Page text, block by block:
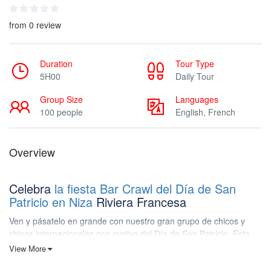
from 0 review
Duration
5H00
Tour Type
Daily Tour
Group Size
100 people
Languages
English, French
Overview
Celebra la fiesta Bar Crawl del Día de San
Patricio en Niza Riviera Francesa
Ven y pásatelo en grande con nuestro gran grupo de chicos y
chicas internacionales con motivo del Día de San Patricio. Esta
vez el tema es verde, ven vestido de verde o con disfraces
View More